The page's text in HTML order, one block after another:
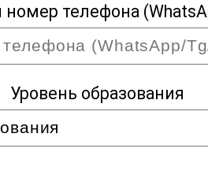
номер телефона
Уровень образования